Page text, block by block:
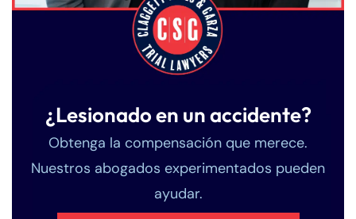
¿Lesionado en un accidente?
Obtenga la compensación que merece.
Nuestros abogados experimentados pueden
ayudar.